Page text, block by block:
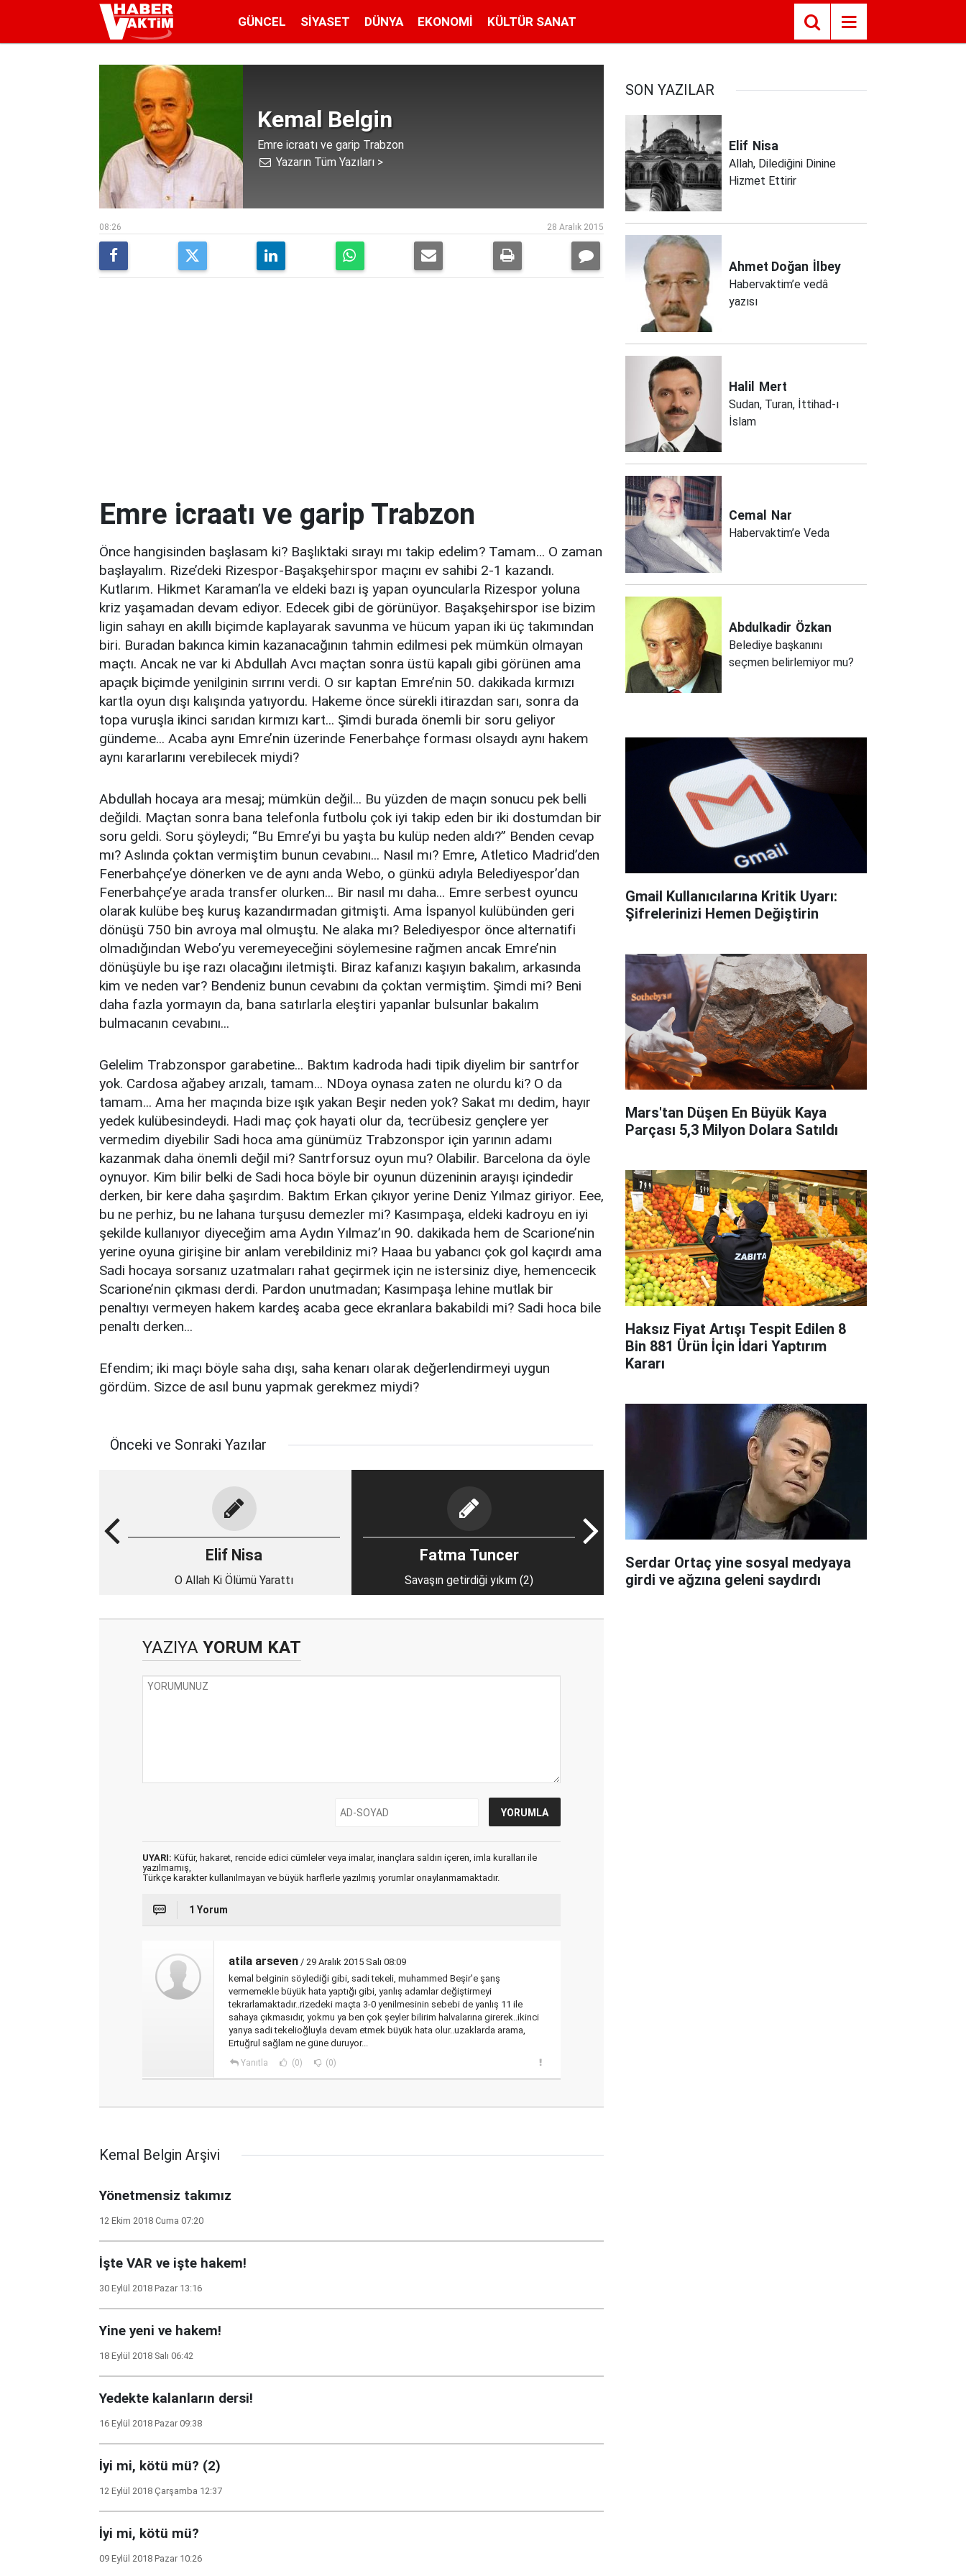
GÜNCEL SIYASET DÜNYA EKONOMI KÜLTÜR SANAT
Kemal Belgin
Emre icraatı ve garip Trabzon
Yazarın Tüm Yazıları >
08:26 28 Aralık 2015
Emre icraatı ve garip Trabzon
Önce hangisinden başlasam ki? Başlıktaki sırayı mı takip edelim? Tamam... O zaman
başlayalım. Rize’deki Rizespor-Başakşehirspor maçını ev sahibi 2-1 kazandı.
Kutlarım. Hikmet Karaman’la ve eldeki bazı iş yapan oyuncularla Rizespor yoluna
kriz yaşamadan devam ediyor. Edecek gibi de görünüyor. Başakşehirspor ise bizim
ligin sahayı en akıllı biçimde kaplayarak savunma ve hücum yapan iki üç takımından
biri. Buradan bakınca kimin kazanacağının tahmin edilmesi pek mümkün olmayan
maçtı. Ancak ne var ki Abdullah Avcı maçtan sonra üstü kapalı gibi görünen ama
apaçık biçimde yenilginin sırrını verdi. O sır kaptan Emre’nin 50. dakikada kırmızı
kartla oyun dışı kalışında yatıyordu. Hakeme önce sürekli itirazdan sarı, sonra da
topa vuruşla ikinci sarıdan kırmızı kart... Şimdi burada önemli bir soru geliyor
gündeme... Acaba aynı Emre’nin üzerinde Fenerbahçe forması olsaydı aynı hakem
aynı kararlarını verebilecek miydi?
Abdullah hocaya ara mesaj; mümkün değil... Bu yüzden de maçın sonucu pek belli
değildi. Maçtan sonra bana telefonla futbolu çok iyi takip eden bir iki dostumdan bir
soru geldi. Soru şöyleydi; “Bu Emre’yi bu yaşta bu kulüp neden aldı?” Benden cevap
mı? Aslında çoktan vermiştim bunun cevabını... Nasıl mı? Emre, Atletico Madrid’den
Fenerbahçe’ye dönerken ve de aynı anda Webo, o günkü adıyla Belediyespor’dan
Fenerbahçe’ye arada transfer olurken... Bir nasıl mı daha... Emre serbest oyuncu
olarak kulübe beş kuruş kazandırmadan gitmişti. Ama İspanyol kulübünden geri
dönüşü 750 bin avroya mal olmuştu. Ne alaka mı? Belediyespor önce alternatifi
olmadığından Webo’yu veremeyeceğini söylemesine rağmen ancak Emre’nin
dönüşüyle bu işe razı olacağını iletmişti. Biraz kafanızı kaşıyın bakalım, arkasında
kim ve neden var? Bendeniz bunun cevabını da çoktan vermiştim. Şimdi mi? Beni
daha fazla yormayın da, bana satırlarla eleştiri yapanlar bulsunlar bakalım
bulmacanın cevabını...
Gelelim Trabzonspor garabetine... Baktım kadroda hadi tipik diyelim bir santrfor
yok. Cardosa ağabey arızalı, tamam... NDoya oynasa zaten ne olurdu ki? O da
tamam... Ama her maçında bize ışık yakan Beşir neden yok? Sakat mı dedim, hayır
yedek kulübesindeydi. Hadi maç çok hayati olur da, tecrübesiz gençlere yer
vermedim diyebilir Sadi hoca ama günümüz Trabzonspor için yarının adamı
kazanmak daha önemli değil mi? Santrforsuz oyun mu? Olabilir. Barcelona da öyle
oynuyor. Kim bilir belki de Sadi hoca böyle bir oyunun düzeninin arayışı içindedir
derken, bir kere daha şaşırdım. Baktım Erkan çıkıyor yerine Deniz Yılmaz giriyor. Eee,
bu ne perhiz, bu ne lahana turşusu demezler mi? Kasımpaşa, eldeki kadroyu en iyi
şekilde kullanıyor diyeceğim ama Aydın Yılmaz’ın 90. dakikada hem de Scarione’nin
yerine oyuna girişine bir anlam verebildiniz mi? Haaa bu yabancı çok gol kaçırdı ama
Sadi hocaya sorsanız uzatmaları rahat geçirmek için ne istersiniz diye, hemencecik
Scarione’nin çıkması derdi. Pardon unutmadan; Kasımpaşa lehine mutlak bir
penaltıyı vermeyen hakem kardeş acaba gece ekranlara bakabildi mi? Sadi hoca bile
penaltı derken...
Efendim; iki maçı böyle saha dışı, saha kenarı olarak değerlendirmeyi uygun
gördüm. Sizce de asıl bunu yapmak gerekmez miydi?
Önceki ve Sonraki Yazılar
Elif Nisa
O Allah Ki Ölümü Yarattı
Fatma Tuncer
Savaşın getirdiği yıkım (2)
YAZIYA YORUM KAT
UYARI: Küfür, hakaret, rencide edici cümleler veya imalar, inançlara saldırı içeren, imla kuralları ile
yazılmamış,
Türkçe karakter kullanılmayan ve büyük harflerle yazılmış yorumlar onaylanmamaktadır.
1 Yorum
atila arseven / 29 Aralık 2015 Salı 08:09
kemal belginin söylediği gibi, sadi tekeli, muhammed Beşir'e şanş
vermemekle büyük hata yaptığı gibi, yanlış adamlar değiştirmeyi
tekrarlamaktadır..rizedeki maçta 3-0 yenilmesinin sebebi de yanlış 11 ile
sahaya çıkmasıdır, yokmu ya ben çok şeyler bilirim halvalarına girerek..ikinci
yarıya sadi tekelioğluyla devam etmek büyük hata olur..uzaklarda arama,
Ertuğrul sağlam ne güne duruyor...
Yanıtla (0) (0)
Kemal Belgin Arşivi
Yönetmensiz takımız
12 Ekim 2018 Cuma 07:20
İşte VAR ve işte hakem!
30 Eylül 2018 Pazar 13:16
Yine yeni ve hakem!
18 Eylül 2018 Salı 06:42
Yedekte kalanların dersi!
16 Eylül 2018 Pazar 09:38
İyi mi, kötü mü? (2)
12 Eylül 2018 Çarşamba 12:37
İyi mi, kötü mü?
09 Eylül 2018 Pazar 10:26
SON YAZILAR
Elif Nisa
Allah, Dilediğini Dinine
Hizmet Ettirir
Ahmet Doğan İlbey
Habervaktim’e vedâ
yazısı
Halil Mert
Sudan, Turan, İttihad-ı
İslam
Cemal Nar
Habervaktim’e Veda
Abdulkadir Özkan
Belediye başkanını
seçmen belirlemiyor mu?
Gmail Kullanıcılarına Kritik Uyarı:
Şifrelerinizi Hemen Değiştirin
Mars'tan Düşen En Büyük Kaya
Parçası 5,3 Milyon Dolara Satıldı
Haksız Fiyat Artışı Tespit Edilen 8
Bin 881 Ürün İçin İdari Yaptırım
Kararı
Serdar Ortaç yine sosyal medyaya
girdi ve ağzına geleni saydırdı